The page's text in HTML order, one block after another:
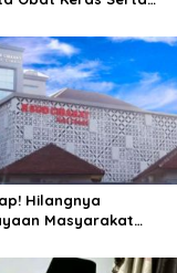
Hilangnya
Masyarakat
RSUD Cibabat